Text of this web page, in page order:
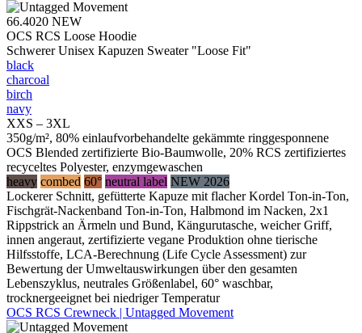
66.4020 NEW
OCS RCS Loose Hoodie
Schwerer Unisex Kapuzen Sweater "Loose Fit"
black
charcoal
birch
navy
XXS – 3XL
350g/m², 80% einlaufvorbehandelte gekämmte ringgesponnene
OCS Blended zertifizierte Bio-Baumwolle, 20% RCS zertifiziertes
recyceltes Polyester, enzymgewaschen
heavy combed 60° neutral label NEW 2026
Lockerer Schnitt, gefütterte Kapuze mit flacher Kordel Ton-in-Ton,
Fischgrät-Nackenband Ton-in-Ton, Halbmond im Nacken, 2x1
Rippstrick an Ärmeln und Bund, Kängurutasche, weicher Griff,
innen angeraut, zertifizierte vegane Produktion ohne tierische
Hilfsstoffe, LCA-Berechnung (Life Cycle Assessment) zur
Bewertung der Umweltauswirkungen über den gesamten
Lebenszyklus, neutrales Größenlabel, 60° waschbar,
trocknergeeignet bei niedriger Temperatur
OCS RCS Crewneck | Untagged Movement